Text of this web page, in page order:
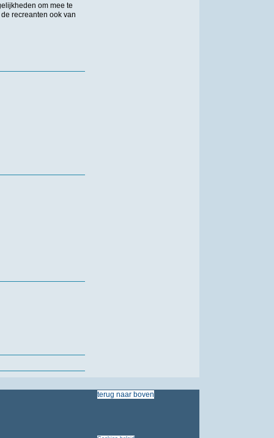
om mee te
recreanten ook van
terug naar boven